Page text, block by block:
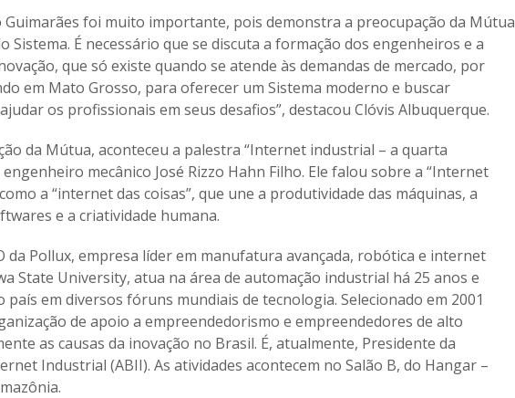
Guimarães foi muito importante, pois demonstra a preocupação da Mútua
Sistema. É necessário que se discuta a formação dos engenheiros e a
que só existe quando se atende às demandas de mercado, por
em Mato Grosso, para oferecer um Sistema moderno e buscar
os profissionais em seus desafios”, destacou Clóvis Albuquerque.
da Mútua, aconteceu a palestra “Internet industrial – a quarta
mecânico José Rizzo Hahn Filho. Ele falou sobre a “Internet
a “internet das coisas”, que une a produtividade das máquinas, a
e a criatividade humana.
da Pollux, empresa líder em manufatura avançada, robótica e internet
State University, atua na área de automação industrial há 25 anos e
em diversos fóruns mundiais de tecnologia. Selecionado em 2001
de apoio a empreendedorismo e empreendedores de alto
as causas da inovação no Brasil. É, atualmente, Presidente da
Industrial (ABII). As atividades acontecem no Salão B, do Hangar –